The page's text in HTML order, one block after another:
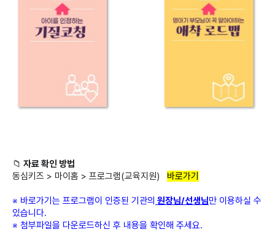
📁 자료 확인 방법
동심키즈 > 마이홈 > 프로그램(교육지원)
바로가기
※ 바로가기는 프로그램이 인증된 기관의 원장님/선생님만 이용하실 수
있습니다.
※ 첨부파일을 다운로드하신 후 내용을 확인해 주세요.